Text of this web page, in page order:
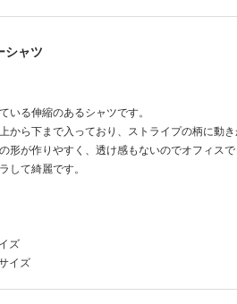
シャツ
いる伸縮のあるシャツです。
から下まで入っており、ストライプの柄に動き
形が作りやすく、透け感もないのでオフィスで
して綺麗です。
ズ
イズ